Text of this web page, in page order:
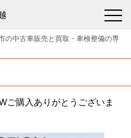
の中古車販売と買取・車検整備の専
ご購入ありがとうございま